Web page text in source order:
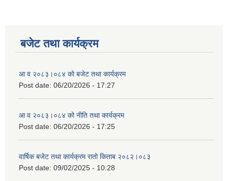
बजेट तथा कार्यक्रम
आ व २०८३।०८४ को बजेट तथा कार्यक्रम
Post date: 06/20/2026 - 17:27
आ व २०८३।०८४ को नीति तथा कार्यक्रम
Post date: 06/20/2026 - 17:25
वार्षिक बजेट तथा कार्यक्रम रातो किताब २०८२।०८३
Post date: 09/02/2025 - 10:28